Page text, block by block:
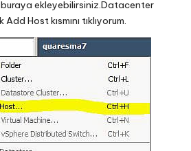
buraya ekleyebilirsiniz.Datacenter
Host kısmını tıklıyorum.